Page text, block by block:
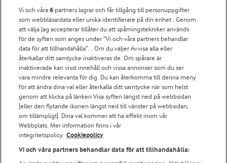
För ägare
Arlas kundportal
Arla.com
Falbygdens Ost
Arla webbshop
Bildbank
Följ oss
Vi och våra6 partners lagrar och får tillgång till personuppgifter
som webbläsardata eller unika identifierare på din enhet . Genom
att välja Jag accepterar tillåter du att spårningstekniker används
för de syften som anges under ”Vi och våra partners behandlar
data för att tillhandahålla”. . Om du väljer Avvisa alla eller
återkallar ditt samtycke inaktiveras de. Om spårare är
inaktiverade kan visst innehåll och vissa annonser som du ser
vara mindre relevanta för dig. Du kan återkomma till denna meny
för att ändra dina val eller återkalla ditt samtycke när som helst
genom att klicka på länken Visa syften längst ned på webbsidan
[eller den flytande ikonen längst ned till vänster på webbsidan,
om tillämpligt]. Dina val kommer att ha effekt inom vår
Webbplats. Mer information finns i vår
integritetspolicy. Cookiepolicy
Vi och våra partners behandlar data för att tillhandahålla: